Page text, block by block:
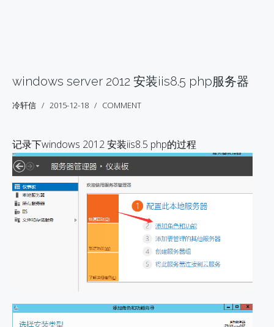
windows server 2012 安装iis8.5 php服务器
冷轩信 2015-12-18 COMMENT
记录下windows 2012 安装iis8.5 php的过程